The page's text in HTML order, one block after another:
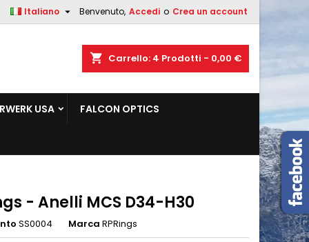
Benvenuto, Accedi o Crea un account
Italiano 
shopping_cart Carrello: 4 Prodotti - 0,00 €
USA FALCON OPTICS
- Anelli MCS D34-H30
SS0004 Marca RPRings